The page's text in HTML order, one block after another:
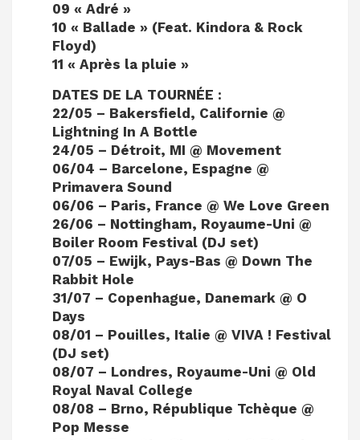
09 « Adré »
10 « Ballade » (Feat. Kindora & Rock
Floyd)
11 « Après la pluie »
DATES DE LA TOURNÉE :
22/05 – Bakersfield, Californie @
Lightning In A Bottle
24/05 – Détroit, MI @ Movement
06/04 – Barcelone, Espagne @
Primavera Sound
06/06 – Paris, France @ We Love Green
26/06 – Nottingham, Royaume-Uni @
Boiler Room Festival (DJ set)
07/05 – Ewijk, Pays-Bas @ Down The
Rabbit Hole
31/07 – Copenhague, Danemark @ O
Days
08/01 – Pouilles, Italie @ VIVA ! Festival
(DJ set)
08/07 – Londres, Royaume-Uni @ Old
Royal Naval College
08/08 – Brno, République Tchèque @
Pop Messe